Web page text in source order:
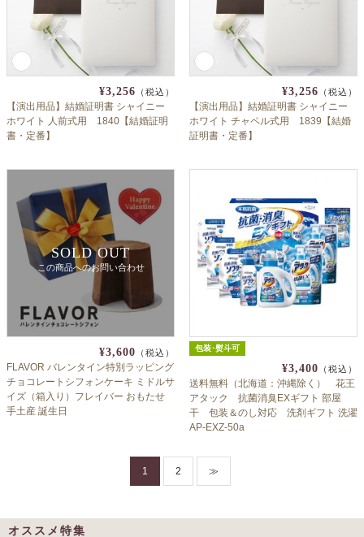
¥3,256 （税込）
【演出用品】結婚証明書 シャイニー
ホワイト 人前式用 1840【結婚証明
書・定番】
¥3,256 （税込）
【演出用品】結婚証明書 シャイニー
ホワイト チャペル式用 1839【結婚
証明書・定番】
SOLD OUT
この商品へのお問い合わせ
¥3,600 （税込）
FLAVOR バレンタイン特別ラッピング
チョコレートシフォンケーキ ミドルサ
イズ（箱入り）フレイバー おもたせ
手土産 誕生日
包装･熨斗可
¥3,400 （税込）
送料無料（北海道：沖縄除く） 花王
アタック 抗菌消臭EXギフト 部屋
干 包装＆のし対応 洗剤ギフト 洗濯
AP-EXZ-50a
1 2 ≫
オススメ特集